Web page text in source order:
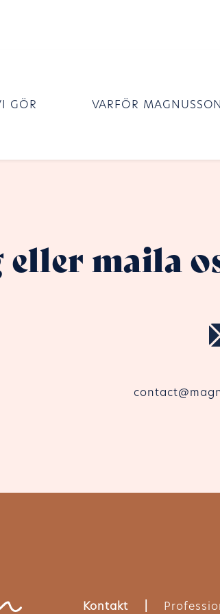
GÖR VARFÖR
eller maila
Kontakt